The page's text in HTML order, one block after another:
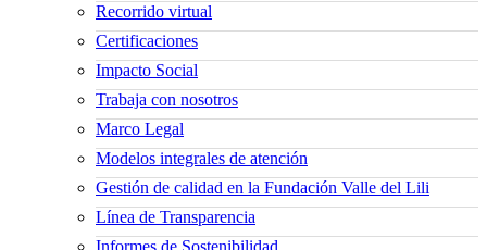
Recorrido virtual
Certificaciones
Impacto Social
Trabaja con nosotros
Marco Legal
Modelos integrales de atención
Gestión de calidad en la Fundación Valle del Lili
Línea de Transparencia
Informes de Sostenibilidad